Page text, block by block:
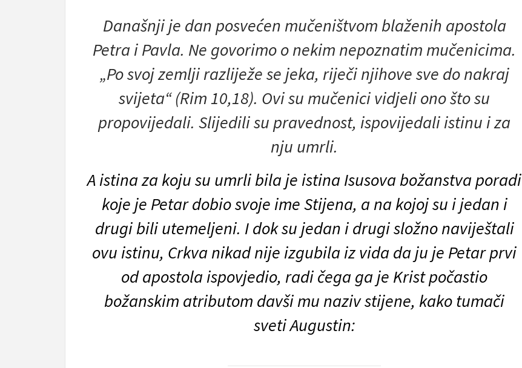
Današnji je dan posvećen mučeništvom blaženih apostola
Petra i Pavla. Ne govorimo o nekim nepoznatim mučenicima.
„Po svoj zemlji razliježe se jeka, riječi njihove sve do nakraj
svijeta“ (Rim 10,18). Ovi su mučenici vidjeli ono što su
propovijedali. Slijedili su pravednost, ispovijedali istinu i za
nju umrli.
A istina za koju su umrli bila je istina Isusova božanstva poradi
koje je Petar dobio svoje ime Stijena, a na kojoj su i jedan i
drugi bili utemeljeni. I dok su jedan i drugi složno naviještali
ovu istinu, Crkva nikad nije izgubila iz vida da ju je Petar prvi
od apostola ispovjedio, radi čega ga je Krist počastio
božanskim atributom davši mu naziv stijene, kako tumači
sveti Augustin: